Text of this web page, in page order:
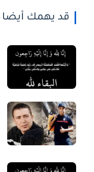
قد يهمك أيضا